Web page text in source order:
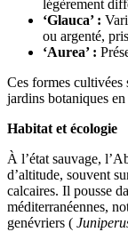
légèrement
‘Glauca’ :
ou argenté,
‘Aurea’ :
Ces formes cultivées
jardins botaniques
Habitat et écologie
À l’état sauvage,
d’altitude, souvent
calcaires. Il pousse
méditerranéennes,
genévriers (